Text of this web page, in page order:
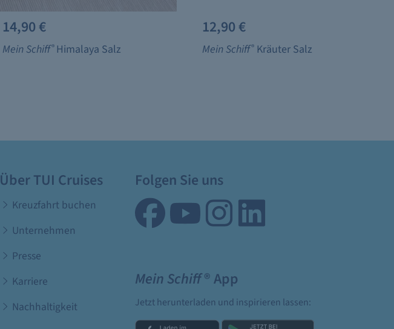
14,90 €
Mein Schiff® Himalaya Salz
12,90 €
Mein Schiff®Kräuter Salz
Über TUI Cruises
Kreuzfahrt buchen
Unternehmen
Presse
Karriere
Nachhaltigkeit
Folgen Sie uns
Mein Schiff® App
Jetzt herunterladen und inspirieren lassen: